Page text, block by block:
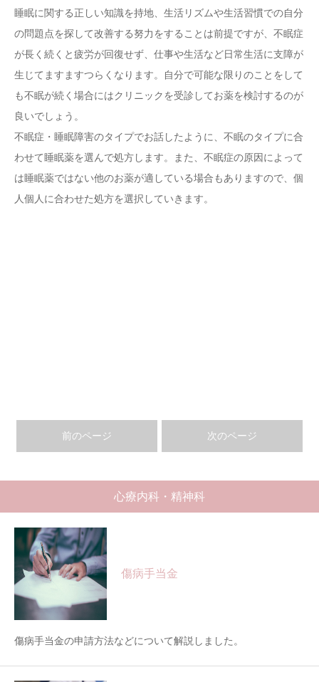
睡眠に関する正しい知識を持地、生活リズムや生活習慣での自分
の問題点を探して改善する努力をすることは前提ですが、不眠症
が長く続くと疲労が回復せず、仕事や生活など日常生活に支障が
生じてますますつらくなります。自分で可能な限りのことをして
も不眠が続く場合にはクリニックを受診してお薬を検討するのが
良いでしょう。
不眠症・睡眠障害のタイプでお話したように、不眠のタイプに合
わせて睡眠薬を選んで処方します。また、不眠症の原因によって
は睡眠薬ではない他のお薬が適している場合もありますので、個
人個人に合わせた処方を選択していきます。
前のページ 次のページ
心療内科・精神科
傷病手当金
傷病手当金の申請方法などについて解説しました。